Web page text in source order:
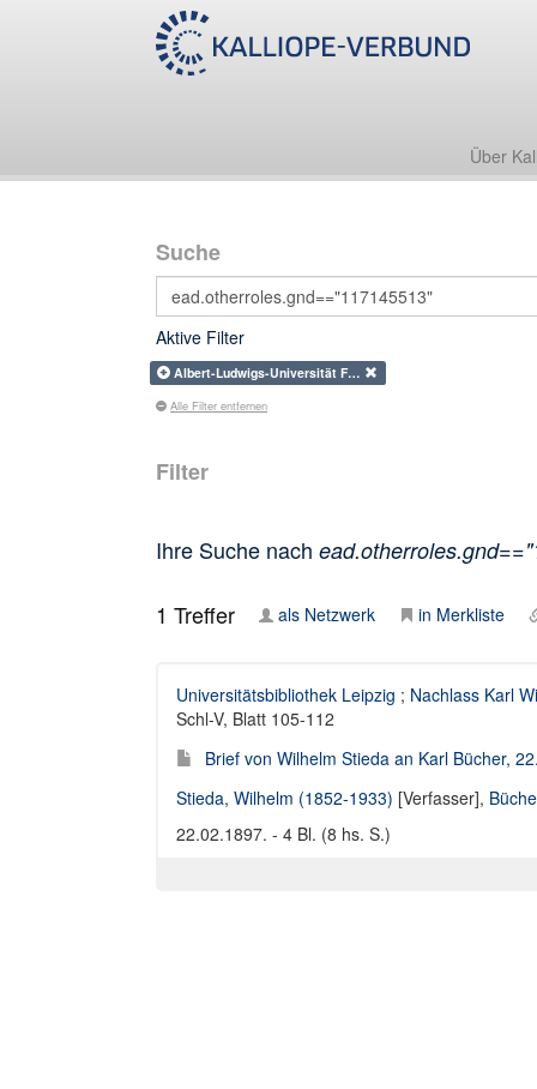
Über
Suche
Aktive Filter
Albert-Ludwigs-Universität F…
Alle Filter entfernen
Filter
Ihre Suche nach
1 Treffer als Netzwerk in Merkliste
Universitätsbibliothek Leipzig ; Nachlass Karl
Schl-V, Blatt 105-112
Brief von Wilhelm Stieda an Karl Bücher,
Stieda, Wilhelm (1852-1933) [Verfasser],
22.02.1897. - 4 Bl. (8 hs. S.)